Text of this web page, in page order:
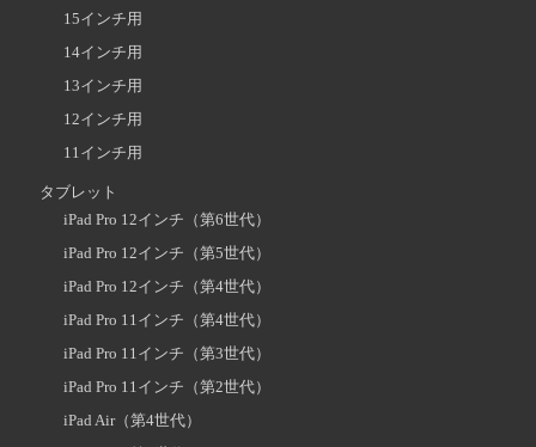
15インチ用
14インチ用
13インチ用
12インチ用
11インチ用
タブレット
iPad Pro 12インチ（第6世代）
iPad Pro 12インチ（第5世代）
iPad Pro 12インチ（第4世代）
iPad Pro 11インチ（第4世代）
iPad Pro 11インチ（第3世代）
iPad Pro 11インチ（第2世代）
iPad Air（第4世代）